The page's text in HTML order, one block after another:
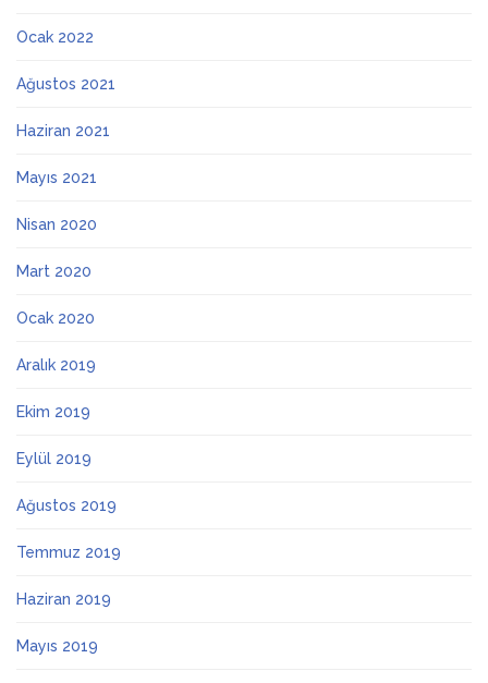
Ocak 2022
Ağustos 2021
Haziran 2021
Mayıs 2021
Nisan 2020
Mart 2020
Ocak 2020
Aralık 2019
Ekim 2019
Eylül 2019
Ağustos 2019
Temmuz 2019
Haziran 2019
Mayıs 2019